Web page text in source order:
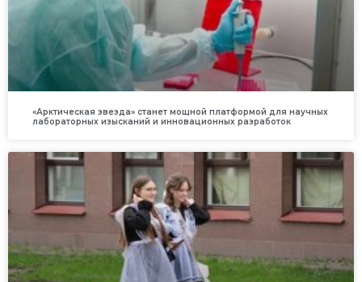
«Арктическая звезда» станет мощной платформой для научных
лабораторных изысканий и инновационных разработок